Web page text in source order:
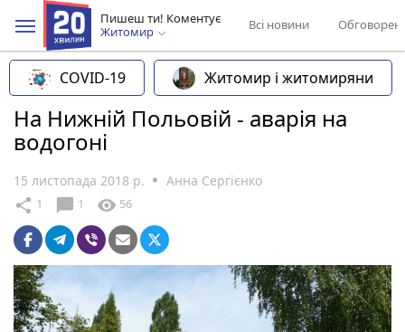
Пишеш ти! Коментує
Житомир
Всі новини
COVID-19 Житомир і житомиряни
На Нижній Польовій - аварія на
водогоні
15 листопада 2018 р. Анна Сергієнко
share 1 chat_bubble 1 visibility 56